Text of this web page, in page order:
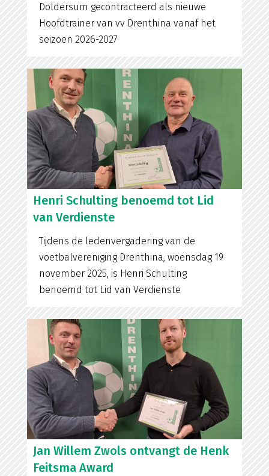
Doldersum gecontracteerd als nieuwe
Hoofdtrainer van vv Drenthina vanaf het
seizoen 2026-2027
Henri Schulting benoemd tot Lid
van Verdienste
Tijdens de ledenvergadering van de
voetbalvereniging Drenthina, woensdag 19
november 2025, is Henri Schulting
benoemd tot Lid van Verdienste
Jan Willem Zwols ontvangt de Henk
Feitsma Award